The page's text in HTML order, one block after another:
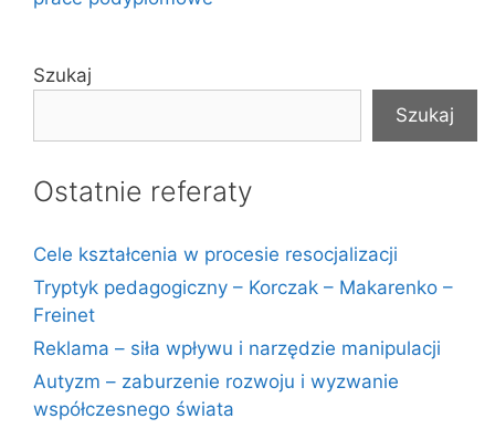
Szukaj
Szukaj
Ostatnie referaty
Cele kształcenia w procesie resocjalizacji
Tryptyk pedagogiczny – Korczak – Makarenko –
Freinet
Reklama – siła wpływu i narzędzie manipulacji
Autyzm – zaburzenie rozwoju i wyzwanie
współczesnego świata